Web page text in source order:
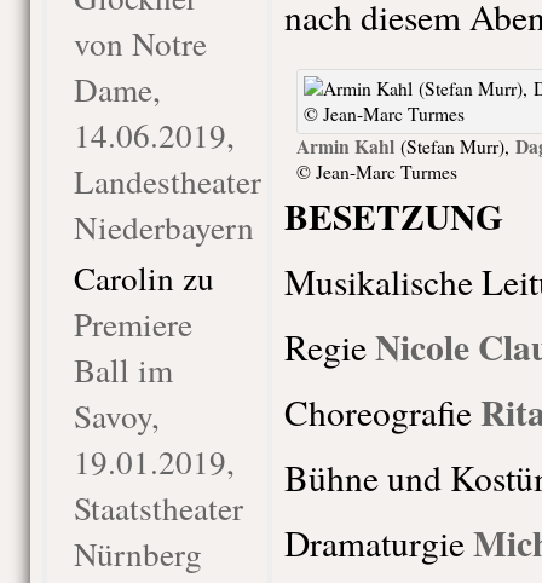
von Notre
Dame,
14.06.2019,
Landestheater
Niederbayern
Carolin zu
Premiere
Ball im
Savoy,
19.01.2019,
Staatstheater
Nürnberg
nach diesem
Armin Kahl(Stefan Murr),
© Jean-Marc Turmes
BESETZUNG
Musikalische
RegieNicole
Choreografie
Bühne und
Dramaturgie